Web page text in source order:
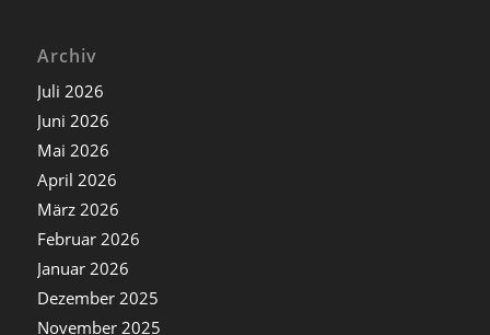
Archiv
Juli 2026
Juni 2026
Mai 2026
April 2026
März 2026
Februar 2026
Januar 2026
Dezember 2025
November 2025